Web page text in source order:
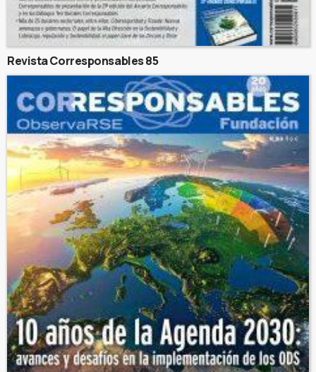
Revista Corresponsables 85